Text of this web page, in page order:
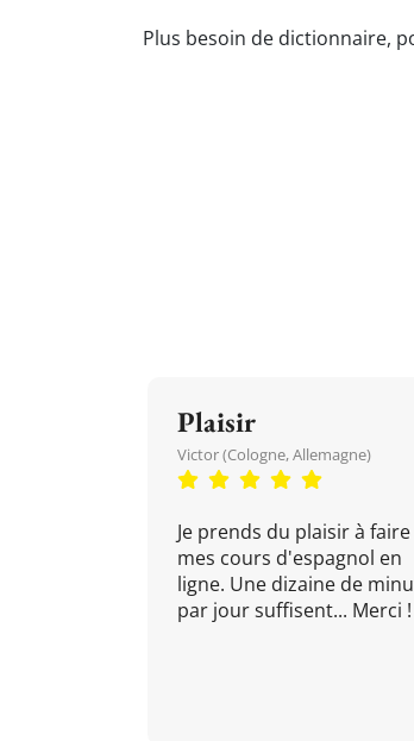
Plus besoin de dictionnaire,
Plaisir
Victor (Cologne, Allemagne)
Je prends du plaisir à faire
mes cours d'espagnol en
ligne. Une dizaine de
par jour suffisent... Merci !